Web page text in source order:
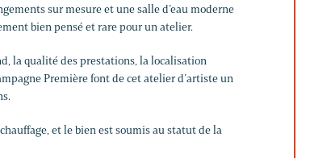
sur mesure et une salle d’eau moderne
bien pensé et rare pour un atelier.
la qualité des prestations, la localisation
Première font de cet atelier d’artiste un
et le bien est soumis au statut de la